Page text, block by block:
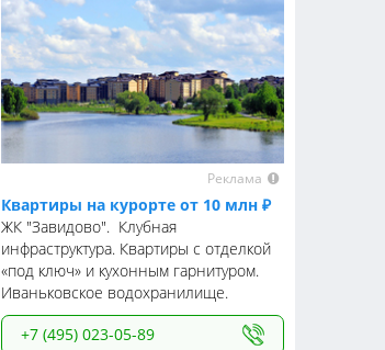
Реклама
Квартиры на курорте от 10 млн ₽
ЖК "Завидово". Клубная
инфраструктура. Квартиры с отделкой
«под ключ» и кухонным гарнитуром.
Иваньковское водохранилище.
+7 (495) 023-05-89